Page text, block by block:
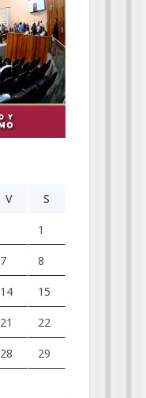
V S
1
7 8
14 15
21 22
28 29